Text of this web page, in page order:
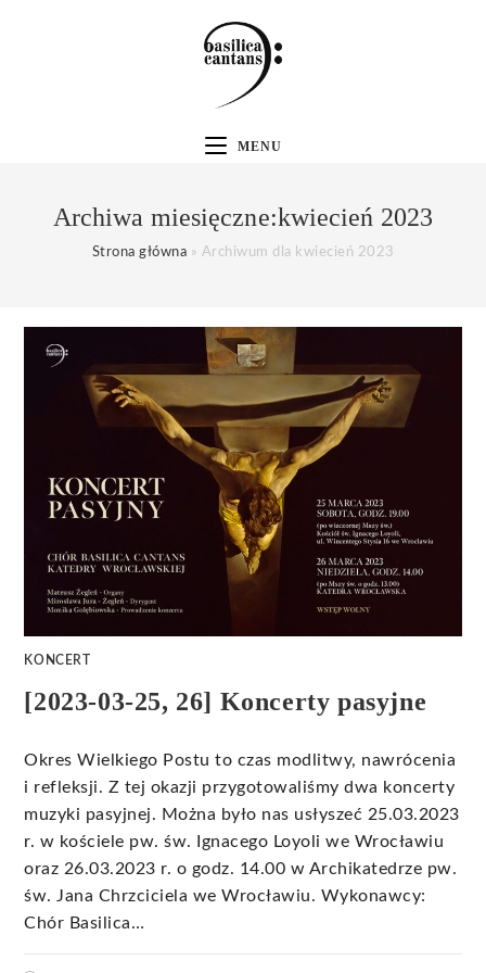
MENU
Archiwa miesięczne:kwiecień 2023
Strona główna » Archiwum dla kwiecień 2023
KONCERT
[2023-03-25, 26] Koncerty pasyjne
Okres Wielkiego Postu to czas modlitwy, nawrócenia
i refleksji. Z tej okazji przygotowaliśmy dwa koncerty
muzyki pasyjnej. Można było nas usłyszeć 25.03.2023
r. w kościele pw. św. Ignacego Loyoli we Wrocławiu
oraz 26.03.2023 r. o godz. 14.00 w Archikatedrze pw.
św. Jana Chrzciciela we Wrocławiu. Wykonawcy:
Chór Basilica…